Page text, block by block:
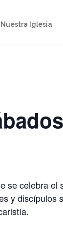
Nuestra Iglesia
se celebra
y